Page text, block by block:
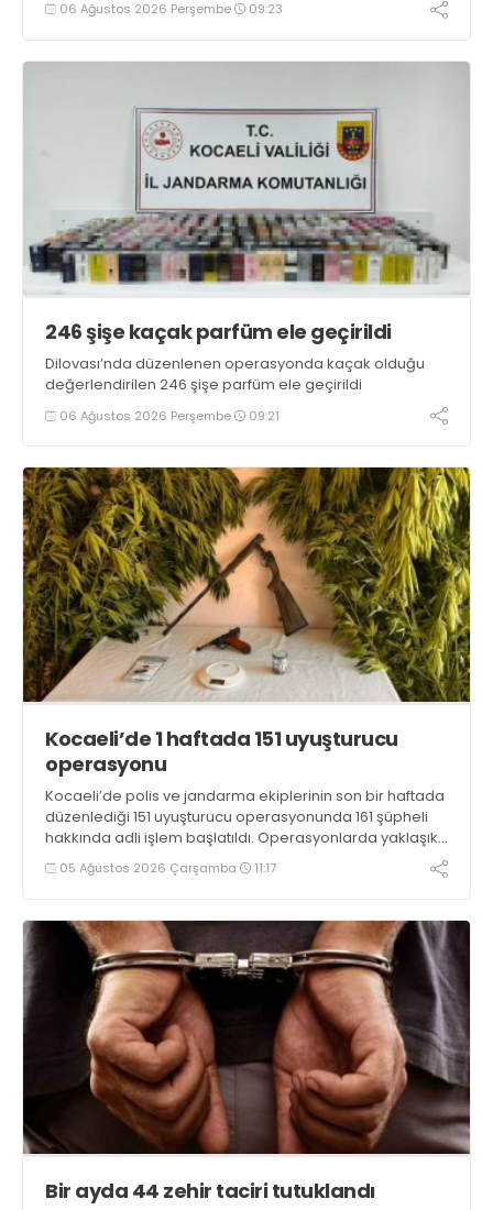
06 Ağustos 2026 Perşembe 09:23
246 şişe kaçak parfüm ele geçirildi
Dilovası’nda düzenlenen operasyonda kaçak olduğu
değerlendirilen 246 şişe parfüm ele geçirildi
06 Ağustos 2026 Perşembe 09:21
Kocaeli’de 1 haftada 151 uyuşturucu
operasyonu
Kocaeli’de polis ve jandarma ekiplerinin son bir haftada
düzenlediği 151 uyuşturucu operasyonunda 161 şüpheli
hakkında adli işlem başlatıldı. Operasyonlarda yaklaşık
2 kilogram uyuşturucu madde ile 121 kök kenevir bitkisi
ele geçirilirken, 9 şüpheli tutuklandı
05 Ağustos 2026 Çarşamba 11:17
Bir ayda 44 zehir taciri tutuklandı